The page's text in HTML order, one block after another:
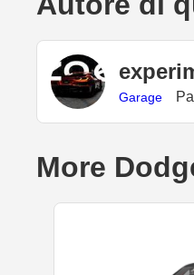
Garage
More